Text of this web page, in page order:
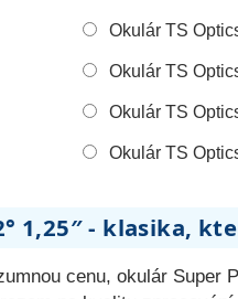
Okulár TS
Okulár TS
Okulár TS
1,25″ - klasika,
cenu, okulár Super